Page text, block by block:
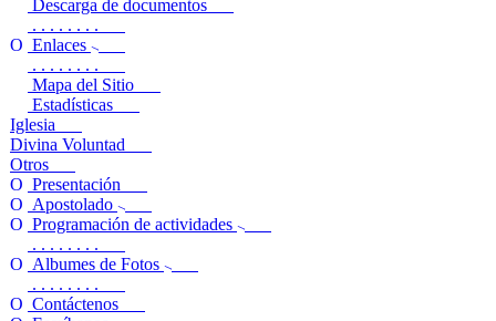
Descarga de documentos
. . . . . . . .
Enlaces
. . . . . . . .
Mapa del Sitio
Estadísticas
Iglesia
Divina Voluntad
Otros
Presentación
Apostolado
Programación de actividades
. . . . . . . .
Albumes de Fotos
. . . . . . . .
Contáctenos